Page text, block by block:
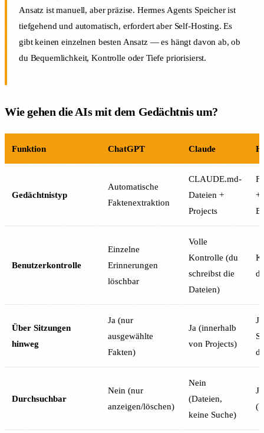
Ansatz ist manuell, aber präzise. Hermes Agents Speicher ist
tiefgehend und automatisch, erfordert aber Self-Hosting. Es
gibt keinen einzelnen besten Ansatz — es hängt davon ab, ob
du Bequemlichkeit, Kontrolle oder Tiefe priorisierst.
Wie gehen die AIs mit dem Gedächtnis um?
Funktion ChatGPT Claude
Gedächtnistyp
Automatische
Faktenextraktion
CLAUDE.md-
Dateien +
Projects
+
Benutzerkontrolle
Einzelne
Erinnerungen
löschbar
Volle
Kontrolle (du
schreibst die
Dateien)
Über Sitzungen
hinweg
Ja (nur
ausgewählte
Fakten)
Ja (innerhalb
von Projects)
Durchsuchbar
Nein (nur
anzeigen/löschen)
Nein
(Dateien,
keine Suche)
Ja